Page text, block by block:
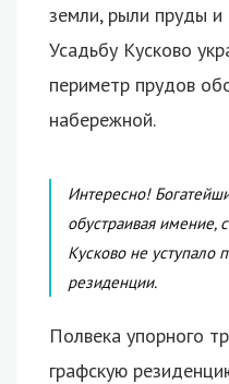
земли, рыли пруды и
Усадьбу Кусково
периметр прудов
набережной.
Интересно!
обустраивая имение,
Кусково не уступало
резиденции.
Полвека упорного
графскую